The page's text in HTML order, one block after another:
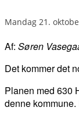
mandag 21.
Af: Søren
Det kommer det
Planen med 630
denne